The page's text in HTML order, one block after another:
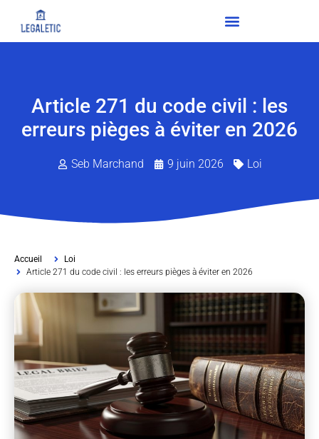
Article 271 du code civil : les
erreurs pièges à éviter en 2026
Seb Marchand 9 juin 2026 Loi
Accueil
Loi
Article 271 du code civil : les erreurs pièges à éviter en 2026